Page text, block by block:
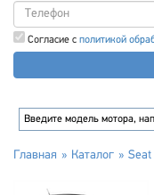
Согласие с политикой
Главная Каталог Seat